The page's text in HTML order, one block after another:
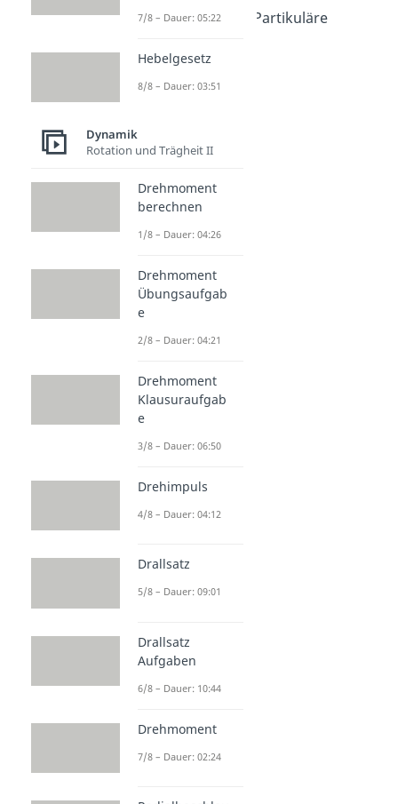
Schwingungen - Partikuläre
Dauer: 08:07
Dauer: 04:38
Resonanz
7/8 – Dauer: 05:22
Hebelgesetz
8/8 – Dauer: 03:51
Dynamik
Rotation und Trägheit II
Drehmoment
berechnen
1/8 – Dauer: 04:26
Drehmoment
Übungsaufgab
e
2/8 – Dauer: 04:21
Drehmoment
Klausuraufgab
e
3/8 – Dauer: 06:50
Drehimpuls
4/8 – Dauer: 04:12
Drallsatz
5/8 – Dauer: 09:01
Drallsatz
Aufgaben
6/8 – Dauer: 10:44
Drehmoment
7/8 – Dauer: 02:24